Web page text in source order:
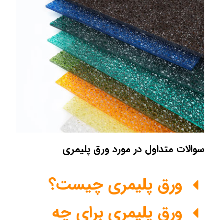
سوالات متداول در مورد ورق پلیمری
ورق پلیمری چیست؟
ورق پلیمری برای چه